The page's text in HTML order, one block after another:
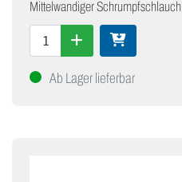
Mittelwandiger Schrumpfschlauch
Ab Lager lieferbar